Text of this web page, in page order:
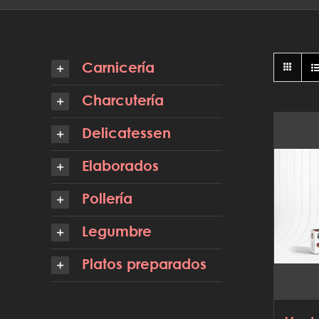
Carnicería
Charcutería
Delicatessen
Elaborados
Pollería
Legumbre
Platos preparados